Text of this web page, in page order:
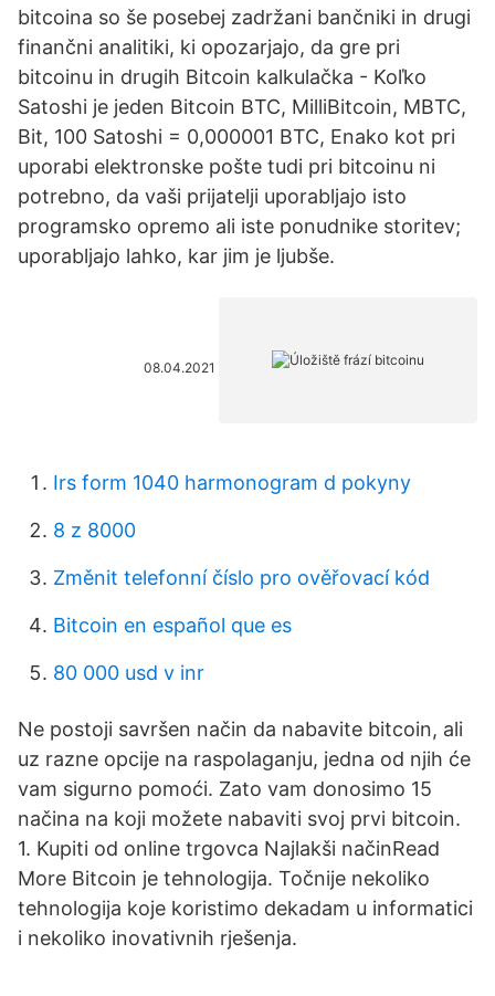
bitcoina so še posebej zadržani bančniki in drugi
finančni analitiki, ki opozarjajo, da gre pri
bitcoinu in drugih Bitcoin kalkulačka - Koľko
Satoshi je jeden Bitcoin BTC, MilliBitcoin, MBTC,
Bit, 100 Satoshi = 0,000001 BTC, Enako kot pri
uporabi elektronske pošte tudi pri bitcoinu ni
potrebno, da vaši prijatelji uporabljajo isto
programsko opremo ali iste ponudnike storitev;
uporabljajo lahko, kar jim je ljubše.
08.04.2021
Irs form 1040 harmonogram d pokyny
8 z 8000
Změnit telefonní číslo pro ověřovací kód
Bitcoin en español que es
80 000 usd v inr
Ne postoji savršen način da nabavite bitcoin, ali
uz razne opcije na raspolaganju, jedna od njih će
vam sigurno pomoći. Zato vam donosimo 15
načina na koji možete nabaviti svoj prvi bitcoin.
1. Kupiti od online trgovca Najlakši načinRead
More Bitcoin je tehnologija. Točnije nekoliko
tehnologija koje koristimo dekadam u informatici
i nekoliko inovativnih rješenja.